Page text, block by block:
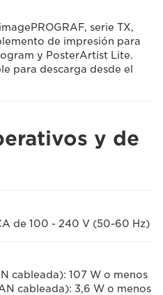
serie TX,
de impresión para
y PosterArtist Lite.
para descarga desde el
y de
de 100 - 240 V (50-60 Hz)
cableada): 107 W o menos
cableada): 3,6 W o menos